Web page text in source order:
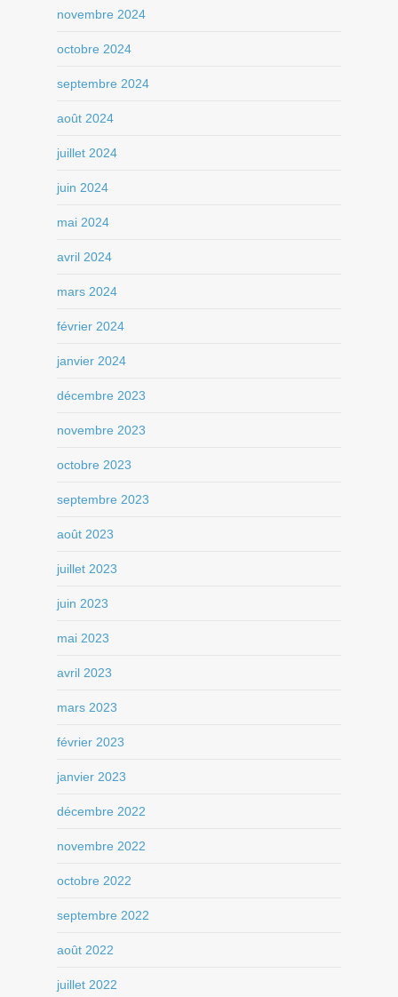
novembre 2024
octobre 2024
septembre 2024
août 2024
juillet 2024
juin 2024
mai 2024
avril 2024
mars 2024
février 2024
janvier 2024
décembre 2023
novembre 2023
octobre 2023
septembre 2023
août 2023
juillet 2023
juin 2023
mai 2023
avril 2023
mars 2023
février 2023
janvier 2023
décembre 2022
novembre 2022
octobre 2022
septembre 2022
août 2022
juillet 2022